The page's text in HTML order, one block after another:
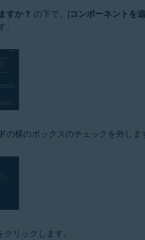
すか？ の下で、[コンポーネントを
の横のボックスのチェックを外しま
クリックします。